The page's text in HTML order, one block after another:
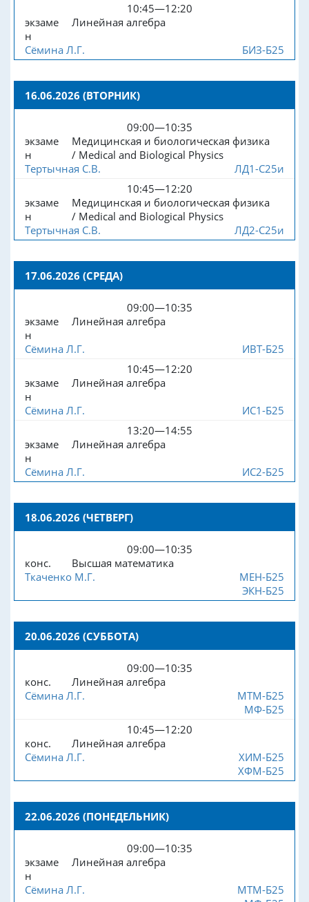
10:45—12:20
экзаме
н
Линейная алгебра
Сёмина Л.Г.
БИЗ-Б25
16.06.2026 (ВТОРНИК)
09:00—10:35
экзаме
н
Медицинская и биологическая физика
/ Medical and Biological Physics
Тертычная С.В.
ЛД1-С25и
10:45—12:20
экзаме
н
Медицинская и биологическая физика
/ Medical and Biological Physics
Тертычная С.В.
ЛД2-С25и
17.06.2026 (СРЕДА)
09:00—10:35
экзаме
н
Линейная алгебра
Сёмина Л.Г.
ИВТ-Б25
10:45—12:20
экзаме
н
Линейная алгебра
Сёмина Л.Г.
ИС1-Б25
13:20—14:55
экзаме
н
Линейная алгебра
Сёмина Л.Г.
ИС2-Б25
18.06.2026 (ЧЕТВЕРГ)
09:00—10:35
конс.
Высшая математика
Ткаченко М.Г.
МЕН-Б25
ЭКН-Б25
20.06.2026 (СУББОТА)
09:00—10:35
конс.
Линейная алгебра
Сёмина Л.Г.
МТМ-Б25
МФ-Б25
10:45—12:20
конс.
Линейная алгебра
Сёмина Л.Г.
ХИМ-Б25
ХФМ-Б25
22.06.2026 (ПОНЕДЕЛЬНИК)
09:00—10:35
экзаме
н
Линейная алгебра
Сёмина Л.Г.
МТМ-Б25